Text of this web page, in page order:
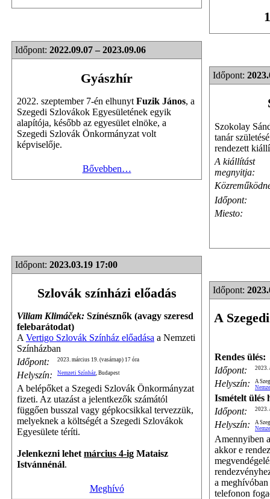
Időpont: 2022.09.07 – 2023.09.06
Gyászhír
2022. szeptember 7-én elhunyt Fuzik János, a
Szegedi Szlovákok Egyesületének egyik
alapítója, később az egyesület elnöke, a
Szegedi Szlovák Önkormányzat volt
képviselője.
Bővebben…
Időpont:
Szokolay
tanár
rendezett
A kiállítást
megnyitja:
Időpont:
Miesto:
Időpont: 2023.03.19 17:00
Szlovák színházi előadás
Viliam Klimáček: Színésznők (avagy szeresd
felebarátodat)
A Vertigo Szlovák Színház előadása a Nemzeti
Színházban
Időpont:
2023. március 19. (vasárnap) 17 óra
Helyszín: Nemzeti Színház, Budapest
A belépőket a Szegedi Szlovák Önkormányzat
fizeti. Az utazást a jelentkezők számától
függően busszal vagy gépkocsikkal tervezzük,
melyeknek a költségét a Szegedi Szlovákok
Egyesülete téríti.
Jelenkezni lehet március 4-ig Mataisz
Istvánnénál.
Meghívó
Időpont:
A
Rendes ülés:
Időpont:
2023.
Helyszín:
A
Ismételt ülés
Időpont:
2023.
Helyszín:
A
Amennyiben
akkor e
a
telefonon